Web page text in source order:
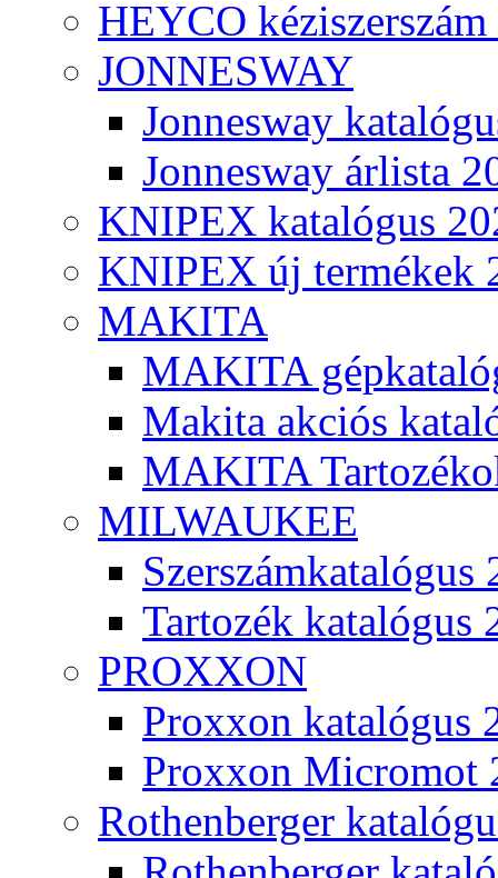
HEYCO
JONNESWAY
Jonnesway
Jonnesway árlista
KNIPEX katalógus
KNIPEX új termékek
MAKITA
MAKITA
Makita akciós
MAKITA
MILWAUKEE
Szerszámkatalógus
Tartozék katalógus
PROXXON
Proxxon katalógus
Proxxon Micromot
Rothenberger